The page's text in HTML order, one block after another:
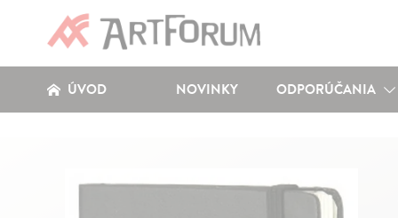
ÚVOD NOVINKY ODPORÚČANIA